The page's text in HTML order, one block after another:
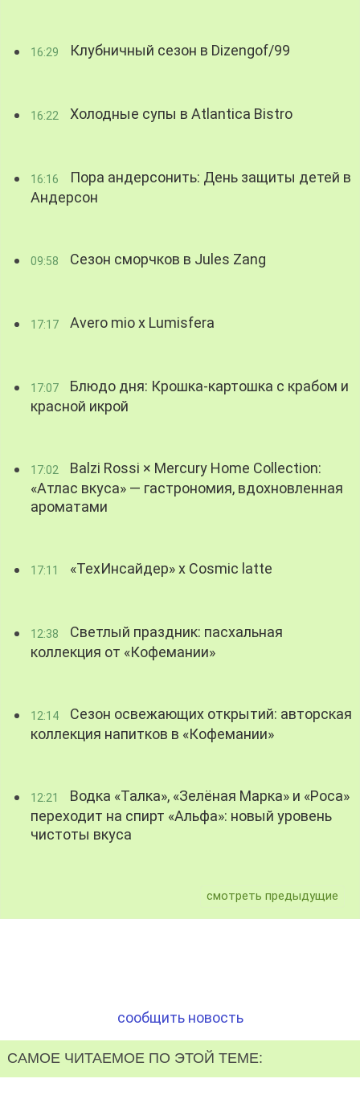
16:29 Клубничный сезон в Dizengof/99
16:22 Холодные супы в Atlantica Bistro
16:16
Пора андерсонить: День защиты детей в
Андерсон
09:58 Сезон сморчков в Jules Zang
17:17 Avero mio x Lumisfera
17:07
Блюдо дня: Крошка-картошка с крабом и
красной икрой
17:02
Balzi Rossi × Mercury Home Collection:
«Атлас вкуса» — гастрономия, вдохновленная
ароматами
17:11 «ТехИнсайдер» х Cosmic latte
12:38
Светлый праздник: пасхальная
коллекция от «Кофемании»
12:14
Сезон освежающих открытий: авторская
коллекция напитков в «Кофемании»
12:21
Водка «Талка», «Зелёная Марка» и «Роса»
переходит на спирт «Альфа»: новый уровень
чистоты вкуса
смотреть предыдущие
сообщить новость
САМОЕ ЧИТАЕМОЕ ПО ЭТОЙ ТЕМЕ: